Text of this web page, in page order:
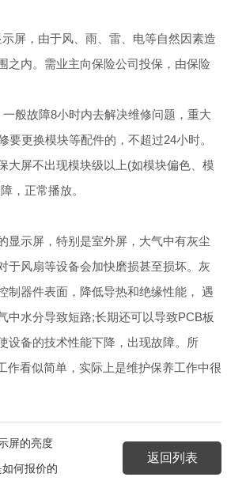
，由于风、雨、雷、电等自然因素造
之内。需业主向保险公司投保，由保险
故障8小时内去解决维修问题，重大
要更换模块等配件的，不超过24小时。
大屏不出现模块级以上(如模块偏色、模
，正常播放。
示屏，特别是室外屏，大气中有灰尘
于风扇等设备会加快磨损甚至损坏。灰
制器件表面，降低导热和绝缘性能， 遇
中水分导致短路;长期还可以导致PCB板
设备的技术性能下降，出现故障。所
作看似简单，实际上是维护保养工作中很
返回列表
屏的亮度
何报价的